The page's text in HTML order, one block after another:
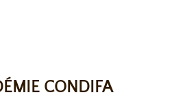
CONDIFA